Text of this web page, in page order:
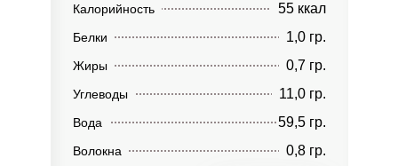
Калорийность 55 ккал
Белки 1,0 гр.
Жиры 0,7 гр.
Углеводы 11,0 гр.
Вода 59,5 гр.
Волокна 0,8 гр.